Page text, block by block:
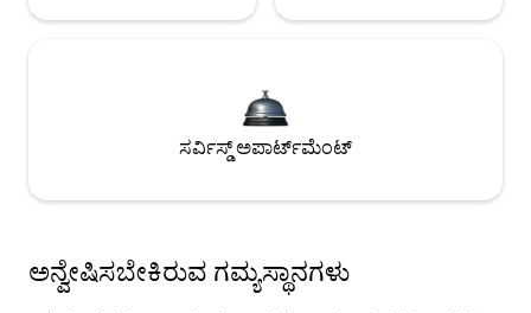
ಸರ್ವಿಸ್ಡ್ ಅಪಾರ್ಟ್‌ಮೆಂಟ್
ಅನ್ವೇಷಿಸಬೇಕಿರುವ ಗಮ್ಯಸ್ಥಾನಗಳು